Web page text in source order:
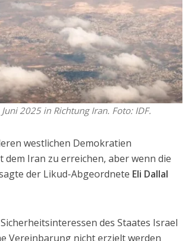
2025 in Richtung Iran. Foto: IDF.
westlichen Demokratien
Iran zu erreichen, aber wenn die
der Likud-Abgeordnete Eli Dallal
des Staates Israel
Vereinbarung nicht erzielt werden
Israel: Verändert ein Gespräch
das israelische Bild der Partei?